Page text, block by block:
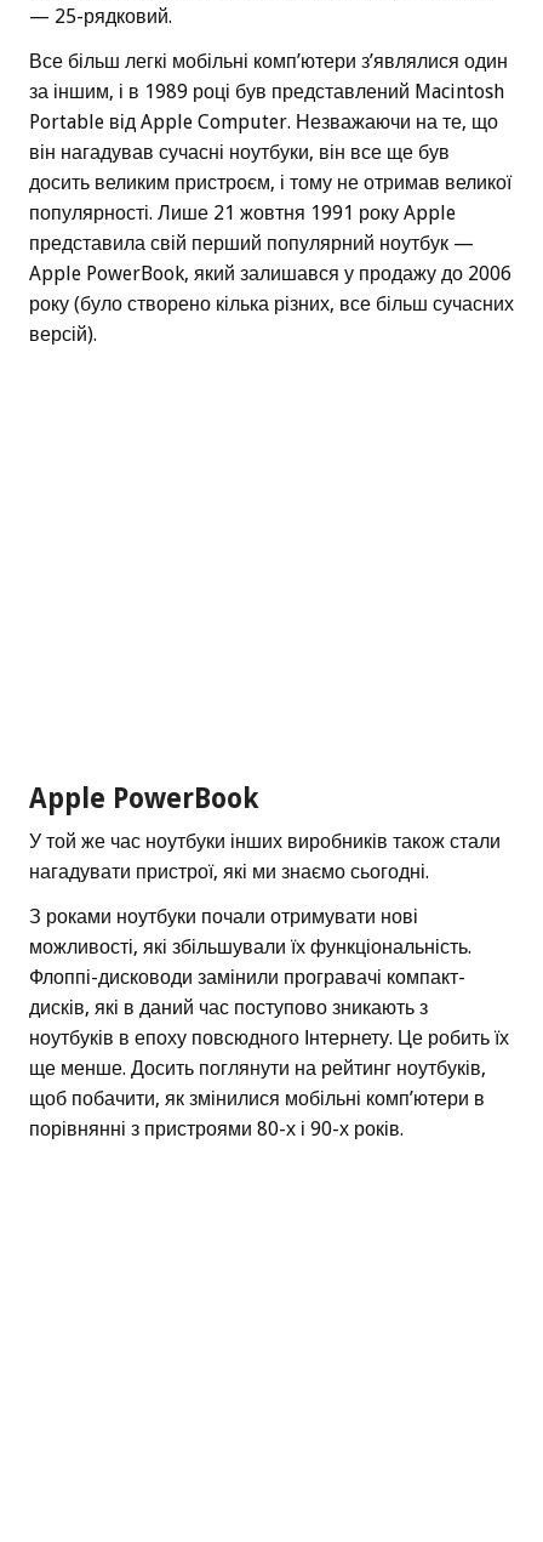
— 25-рядковий.
Все більш легкі мобільні комп’ютери з’являлися один
за іншим, і в 1989 році був представлений Macintosh
Portable від Apple Computer. Незважаючи на те, що
він нагадував сучасні ноутбуки, він все ще був
досить великим пристроєм, і тому не отримав великої
популярності. Лише 21 жовтня 1991 року Apple
представила свій перший популярний ноутбук —
Apple PowerBook, який залишався у продажу до 2006
року (було створено кілька різних, все більш сучасних
версій).
Apple PowerBook
У той же час ноутбуки інших виробників також стали
нагадувати пристрої, які ми знаємо сьогодні.
З роками ноутбуки почали отримувати нові
можливості, які збільшували їх функціональність.
Флоппі-дисководи замінили програвачі компакт-
дисків, які в даний час поступово зникають з
ноутбуків в епоху повсюдного Інтернету. Це робить їх
ще менше. Досить поглянути на рейтинг ноутбуків,
щоб побачити, як змінилися мобільні комп’ютери в
порівнянні з пристроями 80-х і 90-х років.